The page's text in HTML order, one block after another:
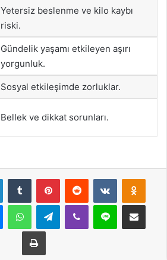
Yetersiz beslenme ve kilo kaybı
riski.
Gündelik yaşamı etkileyen aşırı
yorgunluk.
Sosyal etkileşimde zorluklar.
Bellek ve dikkat sorunları.
LinkedInTumblr PinterestReddit VKontakte
MessengerWhatsAppTelegramViber Line E-Posta ile
Yazdır